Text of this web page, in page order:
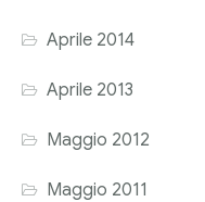
Aprile 2014
Aprile 2013
Maggio 2012
Maggio 2011